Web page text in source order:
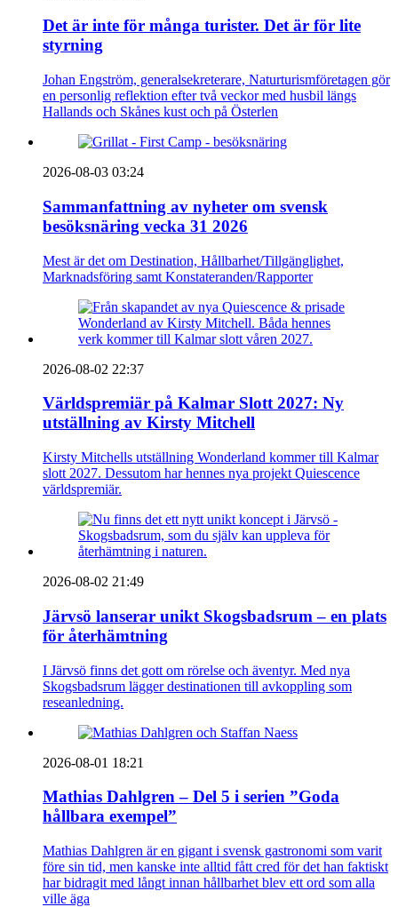
Det är inte för många turister. Det är för lite
styrning
Johan Engström, generalsekreterare, Naturturismföretagen gör
en personlig reflektion efter två veckor med husbil längs
Hallands och Skånes kust och på Österlen
2026-08-03 03:24
Sammanfattning av nyheter om svensk
besöksnäring vecka 31 2026
Mest är det om Destination, Hållbarhet/Tillgänglighet,
Marknadsföring samt Konstateranden/Rapporter
2026-08-02 22:37
Världspremiär på Kalmar Slott 2027: Ny
utställning av Kirsty Mitchell
Kirsty Mitchells utställning Wonderland kommer till Kalmar
slott 2027. Dessutom har hennes nya projekt Quiescence
världspremiär.
2026-08-02 21:49
Järvsö lanserar unikt Skogsbadsrum – en plats
för återhämtning
I Järvsö finns det gott om rörelse och äventyr. Med nya
Skogsbadsrum lägger destinationen till avkoppling som
reseanledning.
2026-08-01 18:21
Mathias Dahlgren – Del 5 i serien ”Goda
hållbara exempel”
Mathias Dahlgren är en gigant i svensk gastronomi som varit
före sin tid, men kanske inte alltid fått cred för det han faktiskt
har bidragit med långt innan hållbarhet blev ett ord som alla
ville äga